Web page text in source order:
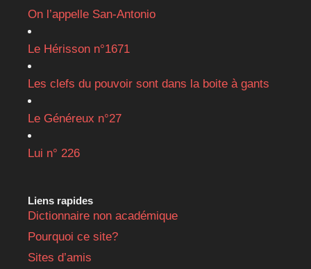
On l’appelle San-Antonio
Le Hérisson n°1671
Les clefs du pouvoir sont dans la boite à gants
Le Généreux n°27
Lui n° 226
Liens rapides
Dictionnaire non académique
Pourquoi ce site?
Sites d’amis